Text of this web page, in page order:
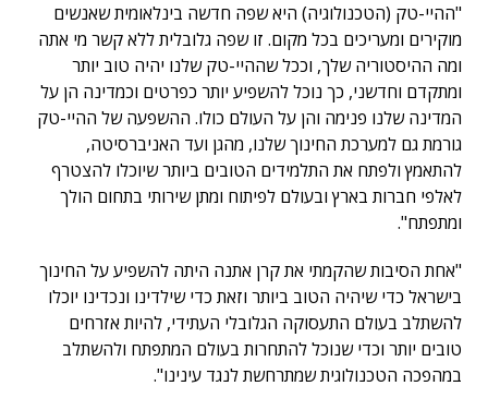
"ההיי-טק (הטכנולוגיה) היא שפה חדשה בינלאומית שאנשים
מוקירים ומעריכים בכל מקום. זו שפה גלובלית ללא קשר מי אתה
ומה ההיסטוריה שלך, וככל שההיי-טק שלנו יהיה טוב יותר
ומתקדם וחדשני, כך נוכל להשפיע יותר כפרטים וכמדינה הן על
המדינה שלנו פנימה והן על העולם כולו. ההשפעה של ההיי-טק
גורמת גם למערכת החינוך שלנו, מהגן ועד האניברסיטה,
להתאמץ ולפתח את התלמידים הטובים ביותר שיוכלו להצטרף
לאלפי חברות בארץ ובעולם לפיתוח ומתן שירותי בתחום הולך
ומתפתח".
"אחת הסיבות שהקמתי את קרן אתנה היתה להשפיע על החינוך
בישראל כדי שיהיה הטוב ביותר וזאת כדי שילדינו ונכדינו יוכלו
להשתלב בעולם התעסוקה הגלובלי העתידי, להיות אזרחים
טובים יותר וכדי שנוכל להתחרות בעולם המתפתח ולהשתלב
במהפכה הטכנולוגית שמתרחשת לנגד עינינו".